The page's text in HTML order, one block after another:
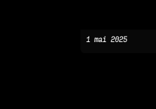
1 mai 2025